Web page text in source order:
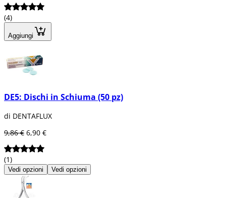
(4)
Aggiungi
DE5: Dischi in Schiuma (50 pz)
di DENTAFLUX
9,86 € 6,90 €
(1)
Vedi opzioni Vedi opzioni